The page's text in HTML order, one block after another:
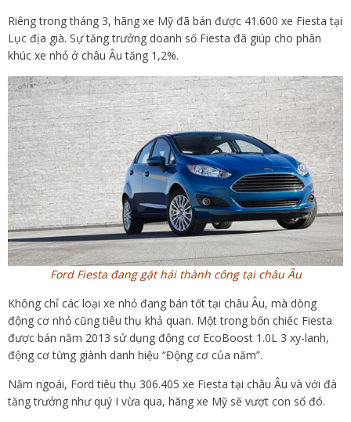
Riêng trong tháng 3, hãng xe Mỹ đã bán được 41.600 xe Fiesta tại
Lục địa già. Sự tăng trưởng doanh số Fiesta đã giúp cho phân
khúc xe nhỏ ở châu Âu tăng 1,2%.
Ford Fiesta đang gặt hái thành công tại châu Âu
Không chỉ các loại xe nhỏ đang bán tốt tại châu Âu, mà dòng
động cơ nhỏ cũng tiêu thụ khả quan. Một trong bốn chiếc Fiesta
được bán năm 2013 sử dụng động cơ EcoBoost 1.0L 3 xy-lanh,
động cơ từng giành danh hiệu “Động cơ của năm”.
Năm ngoái, Ford tiêu thụ 306.405 xe Fiesta tại châu Âu và với đà
tăng trưởng như quý I vừa qua, hãng xe Mỹ sẽ vượt con số đó.